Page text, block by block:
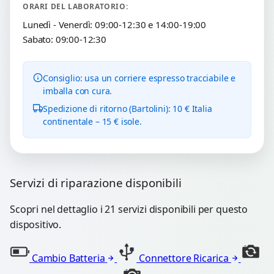
ORARI DEL LABORATORIO:
Lunedì - Venerdì: 09:00-12:30 e 14:00-19:00
Sabato: 09:00-12:30
Consiglio: usa un corriere espresso tracciabile e
imballa con cura.
Spedizione di ritorno (Bartolini): 10 € Italia
continentale – 15 € isole.
Servizi di riparazione disponibili
Scopri nel dettaglio i 21 servizi disponibili per questo
dispositivo.
Cambio Batteria
Connettore Ricarica